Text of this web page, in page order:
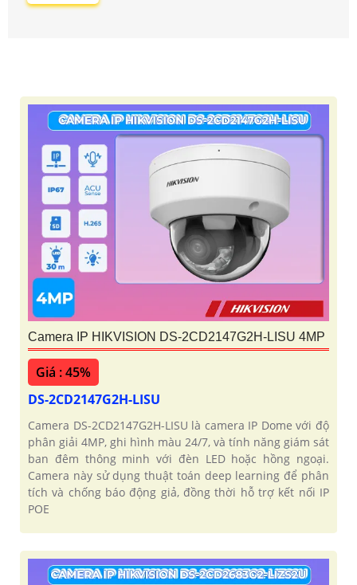
Camera IP HIKVISION DS-2CD2147G2H-LISU 4MP
Giá : 45%
DS-2CD2147G2H-LISU
Camera DS-2CD2147G2H-LISU là camera IP Dome với độ
phân giải 4MP, ghi hình màu 24/7, và tính năng giám sát
ban đêm thông minh với đèn LED hoặc hồng ngoại.
Camera này sử dụng thuật toán deep learning để phân
tích và chống báo động giả, đồng thời hỗ trợ kết nối IP
POE